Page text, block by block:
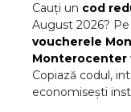
Cauți un cod
August 2026?
voucherele
Monterocenter
Copiază codul,
economisești